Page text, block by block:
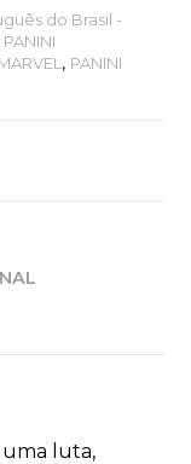
do Brasil -
, PANINI
uma luta,